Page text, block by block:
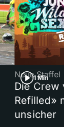
1 Min
Neue Staffel
Die Crew
Refilled»
unsicher